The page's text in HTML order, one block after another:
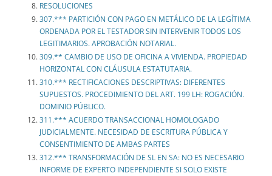
RESOLUCIONES
307.*** PARTICIÓN CON PAGO EN METÁLICO DE LA LEGÍTIMA
ORDENADA POR EL TESTADOR SIN INTERVENIR TODOS LOS
LEGITIMARIOS. APROBACIÓN NOTARIAL.
309.** CAMBIO DE USO DE OFICINA A VIVIENDA. PROPIEDAD
HORIZONTAL CON CLÁUSULA ESTATUTARIA.
310.*** RECTIFICACIONES DESCRIPTIVAS: DIFERENTES
SUPUESTOS. PROCEDIMIENTO DEL ART. 199 LH: ROGACIÓN.
DOMINIO PÚBLICO.
311.*** ACUERDO TRANSACCIONAL HOMOLOGADO
JUDICIALMENTE. NECESIDAD DE ESCRITURA PÚBLICA Y
CONSENTIMIENTO DE AMBAS PARTES
312.*** TRANSFORMACIÓN DE SL EN SA: NO ES NECESARIO
INFORME DE EXPERTO INDEPENDIENTE SI SOLO EXISTE